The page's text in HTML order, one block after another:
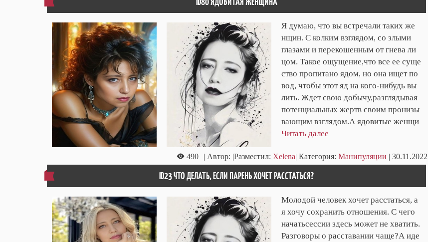
Я думаю, что вы встречали таких же
нщин. С колким взглядом, со злыми
глазами и перекошенным от гнева ли
цом. Такое ощущение,что все ее суще
ство пропитано ядом, но она ищет по
вод, чтобы этот яд на кого-нибудь вы
лить. Ждет свою добычу,разглядывая
потенциальных жертв своим пронизы
вающим взглядом.А ядовитые женщи
Читать далее
490 | Автор: |Разместил: Xelena| Категория: Манипуляции | 30.11.2022
ID23 ЧТО ДЕЛАТЬ, ЕСЛИ ПАРЕНЬ ХОЧЕТ РАССТАТЬСЯ?
Молодой человек хочет расстаться, а
я хочу сохранить отношения. С чего
начатьсессии здесь может не хватить.
Разговоры о расставании чаще?А иде